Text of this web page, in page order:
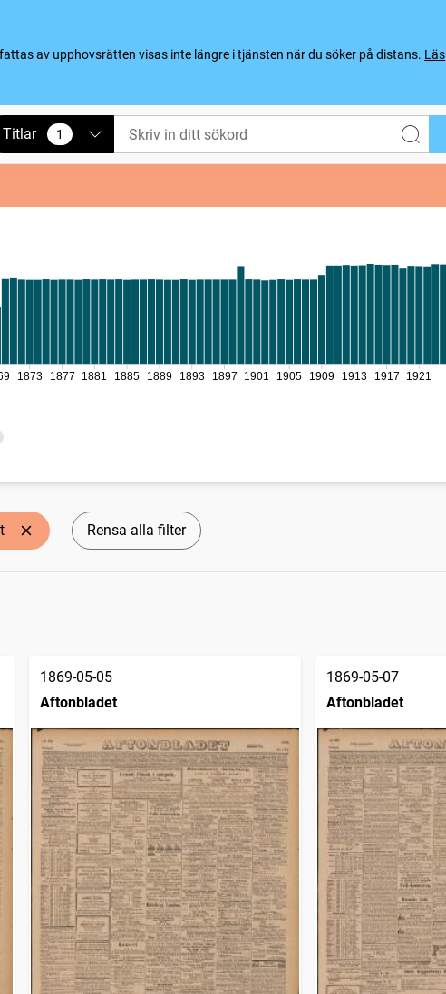
av upphovsrätten visas inte längre i tjänsten när du söker på distans. Läs
Titlar 1
vald
1873 1877 1881 1885 1889 1893 1897 1901 1905 1909 1913 1917 1921
Rensa alla filter
1869-05-05
Aftonbladet
1869-05-07
Aftonbladet